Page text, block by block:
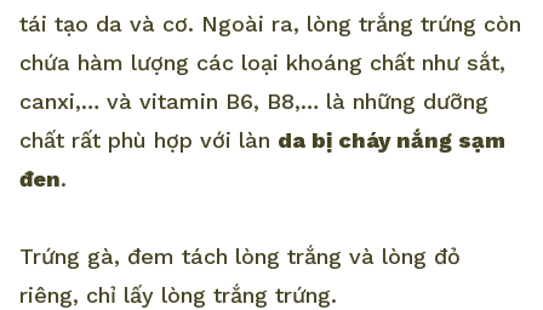
tái tạo da và cơ. Ngoài ra, lòng trắng trứng còn
chứa hàm lượng các loại khoáng chất như sắt,
canxi,… và vitamin B6, B8,… là những dưỡng
chất rất phù hợp với làn da bị cháy nắng sạm
đen.
Trứng gà, đem tách lòng trắng và lòng đỏ
riêng, chỉ lấy lòng trắng trứng.